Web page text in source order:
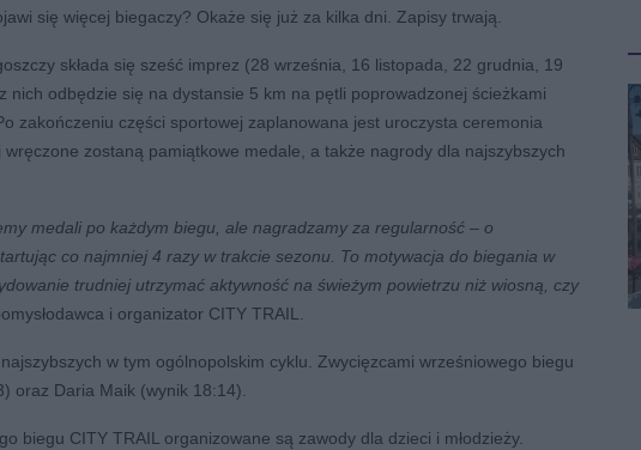
się więcej biegaczy? Okaże się już za kilka dni. Zapisy trwają.
składa się sześć imprez (28 września, 16 listopada, 22 grudnia, 19
nich odbędzie się na dystansie 5 km na pętli poprowadzonej ścieżkami
zakończeniu części sportowej zaplanowana jest uroczysta ceremonia
zostaną pamiątkowe medale, a także nagrody dla najszybszych
medali po każdym biegu, ale nagradzamy za regularność – o
co najmniej 4 razy w trakcie sezonu. To motywacja do biegania w
trudniej utrzymać aktywność na świeżym powietrzu niż wiosną, czy
i organizator CITY TRAIL.
w tym ogólnopolskim cyklu. Zwycięzcami wrześniowego biegu
oraz Daria Maik (wynik 18:14).
biegu CITY TRAIL organizowane są zawody dla dzieci i młodzieży.